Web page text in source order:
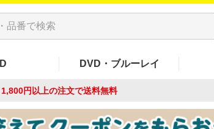
DVD・ブルーレイ
1,800円以上の注文で送料無料